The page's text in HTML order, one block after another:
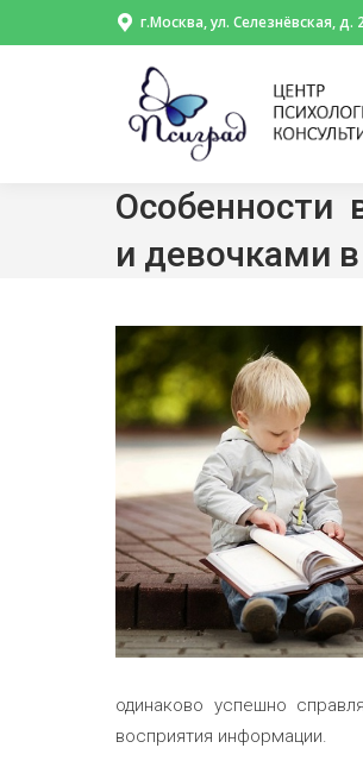
г.Москва, ул. Селезнёвская, д.
Особенности
и девочками
одинаково успешно
восприятия информации.